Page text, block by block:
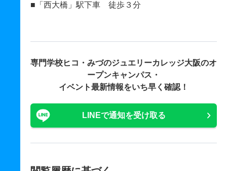
■「西大橋」駅下車 徒歩３分
専門学校ヒコ・みづのジュエリーカレッジ大阪のオ
ープンキャンパス・
イベント最新情報をいち早く確認！
LINEで通知を受け取る